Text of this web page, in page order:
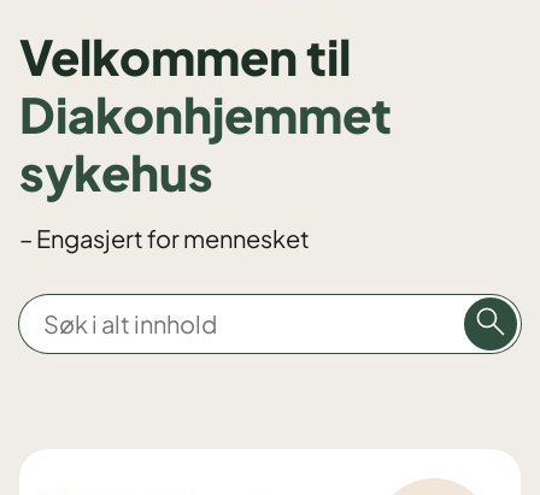
Velkommen til
Diakonhjemmet
sykehus
– Engasjert for mennesket
S
ø
l